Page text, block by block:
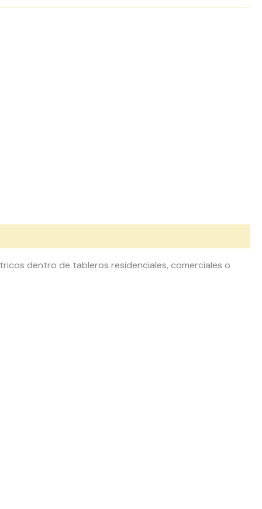
dentro de tableros residenciales, comerciales o